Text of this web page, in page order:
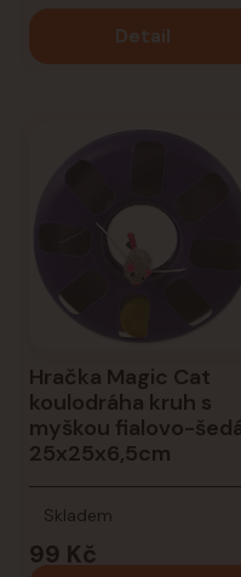
Detail
Hračka Magic Cat
koulodráha kruh s
myškou fialovo-
25x25x6,5cm
99 Kč
Skladem